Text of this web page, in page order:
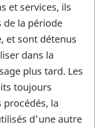
et services, ils
de la période
et sont détenus
dans la
plus tard. Les
toujours
la
d'une autre